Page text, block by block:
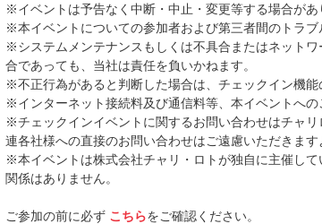
※イベントは予告なく中断・中止・変更等する場合があ
※本イベントについての参加者および第三者間のトラブ
※システムメンテナンスもしくは不具合またはネット
合であっても、当社は責任を負いかねます。
※不正行為があると判断した場合は、チェックイン機
※インターネット接続料及び通信料等、本イベントへ
※チェックインイベントに関するお問い合わせはチャ
連各社様への直接のお問い合わせはご遠慮いただきます
※本イベントは株式会社チャリ・ロトが独自に主催し
関係はありません。
ご参加の前に必ず こちらをご確認ください。